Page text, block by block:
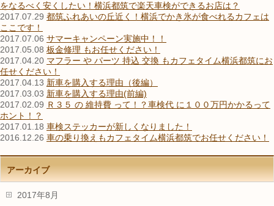
をなるべく安くしたい！横浜都筑で楽天車検ができるお店は？
2017.07.29 都筑ふれあいの丘近く！横浜でかき氷が食べれるカフェは
ここです！
2017.07.06 サマーキャンペーン実施中！！
2017.05.08 板金修理 もお任せください！
2017.04.20 マフラー や パーツ 持込 交換 もカフェタイム横浜都筑にお
任せください！
2017.04.13 新車を購入する理由（後編）
2017.03.03 新車を購入する理由(前編)
2017.02.09 Ｒ３５ の 維持費 って！？車検代 に１００万円かかるって
ホント！？
2017.01.18 車検ステッカーが新しくなりました！
2016.12.26 車の乗り換えもカフェタイム横浜都筑でお任せください！
アーカイブ
2017年8月